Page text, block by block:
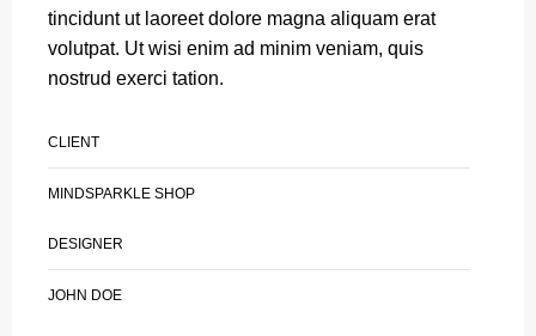
tincidunt ut laoreet dolore magna aliquam erat
volutpat. Ut wisi enim ad minim veniam, quis
nostrud exerci tation.
CLIENT
MINDSPARKLE SHOP
DESIGNER
JOHN DOE